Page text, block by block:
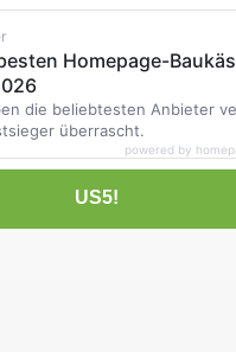
US5!
Homepage-
die beliebtesten Anbieter
überrascht.
powered by